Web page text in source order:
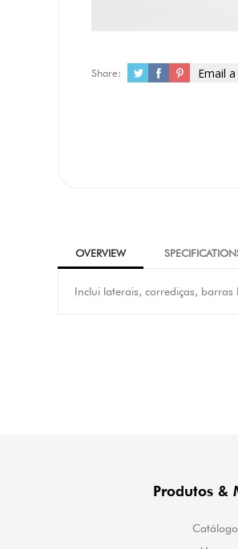
Share: Email
OVERVIEW
Inclui laterais, corrediças,
Produtos &